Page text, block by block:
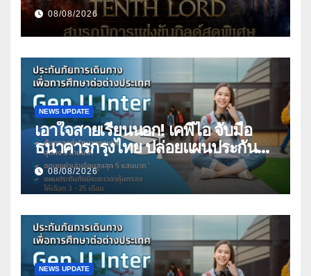
the Tenth Lord” เปิดสงครามกิ
ลด์ข้ามประเทศ ฉลองเซิร์ฟเวอร์ใหม่
เฮเลนา
08/08/2026
NEWS UPDATE
เอาใจสายเรียนนอก! เคพีไอ จับมือ
ธนาคารกรุงไทย ปล่อยแผนประกัน
“GEN U INTER” ยกระดับความ
คุ้มครองค่ารักษาเจ็บป่วย-อุบัติเหตุ
สูงสุด 5 ล้าน มีแผนประกันเลือกได้ 3-
25 เดือน
08/08/2026
NEWS UPDATE